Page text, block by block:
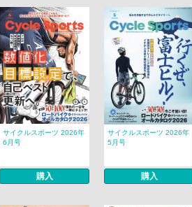
サイクルスポーツ 2026年
6月号
購入
サイクルスポーツ 2026年
5月号
購入